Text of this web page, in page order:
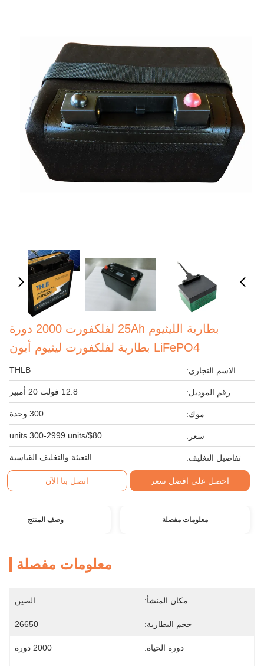
بطارية الليثيوم 25Ah لفلكفورت 2000 دورة
LiFePO4 بطارية لفلكفورت ليثيوم أيون
الاسم التجاري: THLB
رقم الموديل: 12.8 فولت 20 أمبير
موك: 300 وحدة
سعر: $80/units 300-2999 units
تفاصيل التغليف: التعبئة والتغليف القياسية
احصل على أفضل سعر اتصل بنا الآن
معلومات مفصلة وصف المنتج
معلومات مفصلة
مكان المنشأ: الصين
حجم البطارية: 26650
دورة الحياة: 2000 دورة